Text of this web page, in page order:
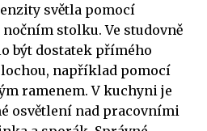
světla pomocí
stolku. Ve studovně
být dostatek přímého
například pomocí
ramenem. V kuchyni je
osvětlení nad pracovními